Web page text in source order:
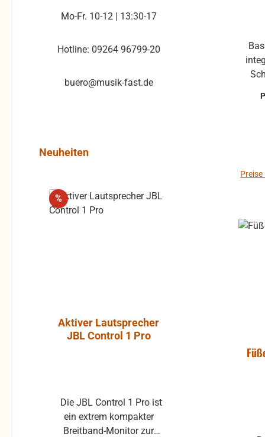
Mo-Fr. 10-12 | 13:30-17
Hotline: 09264 96799-20
buero@musik-fast.de
Produktgalerie überspringen
Neuheiten
%Rabatt
Aktiver Lautsprecher
JBL Control 1 Pro
ein extrem kompakter
Breitband-Monitor zur
ohne
um